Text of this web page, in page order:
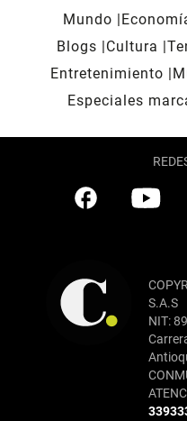
Mundo
Blogs
Cultura
Entretenimiento
Especiales
S.A.S
NIT: